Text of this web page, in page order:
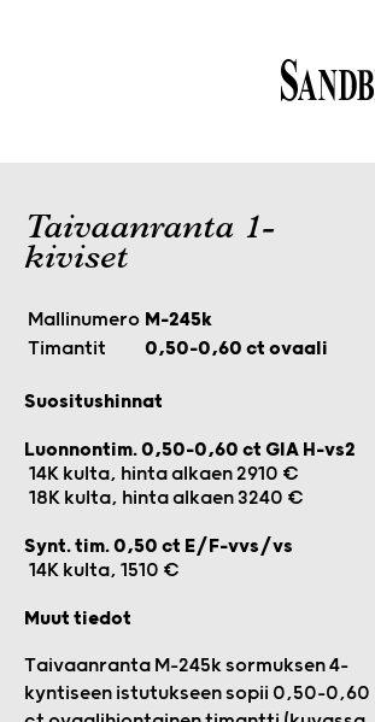
Taivaanranta 1-
kiviset
Mallinumero M-245k
Timantit
0,50-0,60 ct ovaali
Suositushinnat
Luonnontim. 0,50-0,60 ct GIA H-vs2
14K kulta, hinta alkaen 2910 €
18K kulta, hinta alkaen 3240 €
Synt. tim. 0,50 ct E/F-vvs/vs
14K kulta, 1510 €
Muut tiedot
Taivaanranta M-245k sormuksen 4-
kyntiseen istutukseen sopii 0,50–0,60